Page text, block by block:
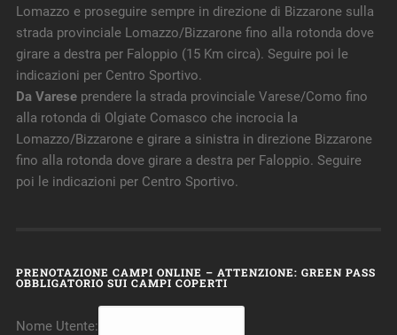
Lomazzo e proseguire sempre in direzione di Bizzarone sulla
strada provinciale Lomazzo/Bizzarone fino alla rotonda dove
girare a destra per Faloppio (15 Km circa). Seguire poi le
indicazioni per Centro Sportivo.
Da Vareseprendere la strada provinciale Varese/Como fino
alla rotonda di Olgiate Comasco che incrocia la
Lomazzo/Bizzarone e girare a sinistra in direzione Bizzarone
fino alla rotonda dove girare a destra per Faloppio. Seguire
poi le indicazioni per Centro Sportivo.
PRENOTAZIONE CAMPI ONLINE – ATTENZIONE: GREEN PASS
OBBLIGATORIO SUI CAMPI COPERTI
Nome Utente: